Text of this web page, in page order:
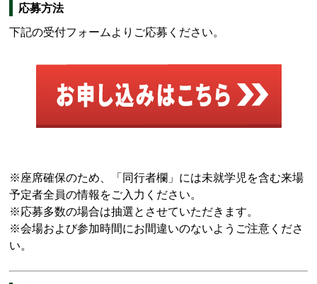
応募方法
下記の受付フォームよりご応募ください。
※座席確保のため、「同行者欄」には未就学児を含む来場
予定者全員の情報をご入力ください。
※応募多数の場合は抽選とさせていただきます。
※会場および参加時間にお間違いのないようご注意くださ
い。